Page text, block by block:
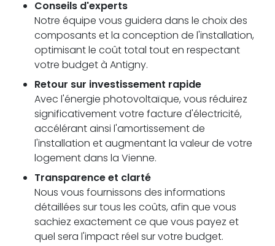
Conseils d'experts
Notre équipe vous guidera dans le choix des
composants et la conception de l'installation,
optimisant le coût total tout en respectant
votre budget à Antigny.
Retour sur investissement rapide
Avec l'énergie photovoltaïque, vous réduirez
significativement votre facture d'électricité,
accélérant ainsi l'amortissement de
l'installation et augmentant la valeur de votre
logement dans la Vienne.
Transparence et clarté
Nous vous fournissons des informations
détaillées sur tous les coûts, afin que vous
sachiez exactement ce que vous payez et
quel sera l'impact réel sur votre budget.